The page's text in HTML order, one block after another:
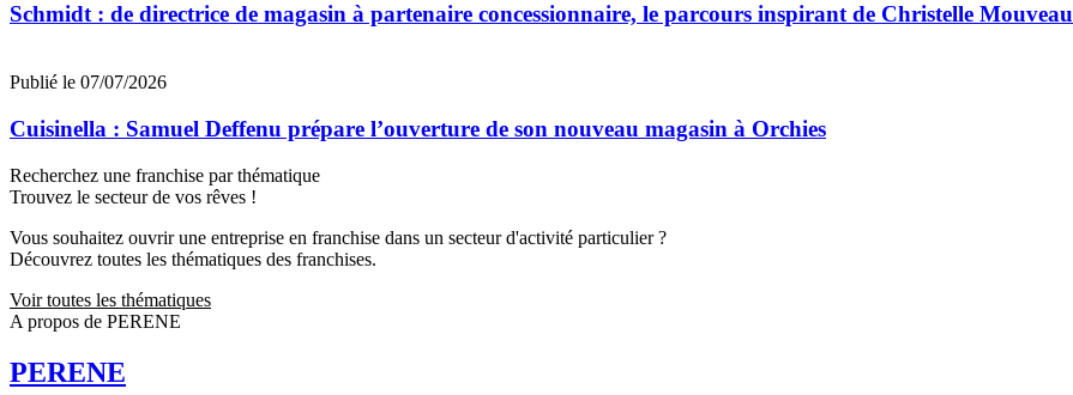
Schmidt : de directrice de magasin à partenaire concessionnaire, le parcours inspirant de Christelle Mouveau
Publié le 07/07/2026
Cuisinella : Samuel Deffenu prépare l’ouverture de son nouveau magasin à Orchies
Recherchez une franchise par thématique
Trouvez le secteur de vos rêves !
Vous souhaitez ouvrir une entreprise en franchise dans un secteur d'activité particulier ?
Découvrez toutes les thématiques des franchises.
Voir toutes les thématiques
A propos de PERENE
PERENE